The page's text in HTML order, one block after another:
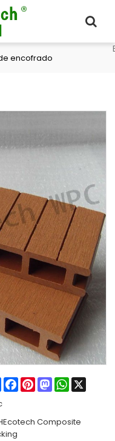
encofrado
ShareFacebook
PinterestMastodonWhatsApp
X
Composite